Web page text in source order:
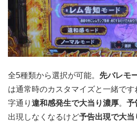
全5種類から選択が可能。 先バレモ
は通常時のカスタマイズと一緒です
字通り 違和感発生で大当り濃厚。 予
出現しなくなるけど予告出現で大当